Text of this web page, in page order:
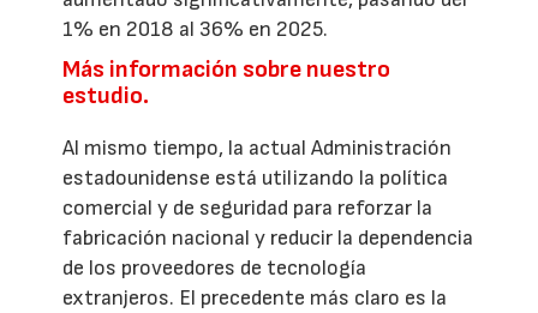
1% en 2018 al 36% en 2025.
Más información sobre nuestro
estudio.
Al mismo tiempo, la actual Administración
estadounidense está utilizando la política
comercial y de seguridad para reforzar la
fabricación nacional y reducir la dependencia
de los proveedores de tecnología
extranjeros. El precedente más claro es la